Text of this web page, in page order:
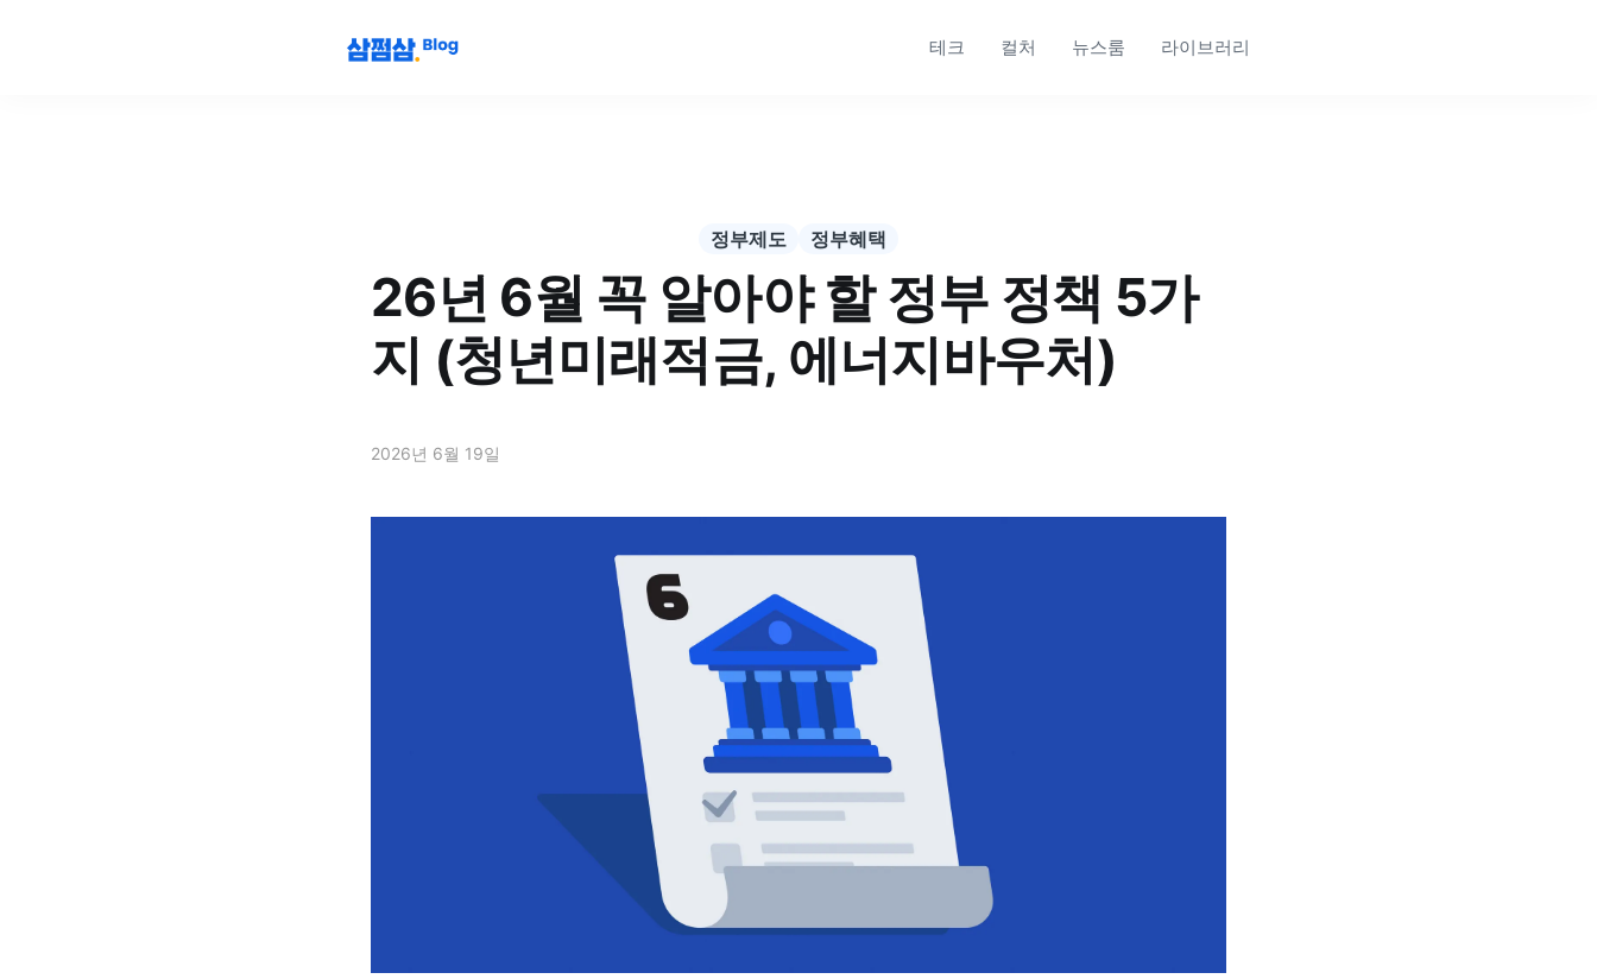
테크 컬처 뉴스룸 라이브러리
정부제도 정부혜택
26년 6월 꼭 알아야 할 정부 정책 5가
지 (청년미래적금, 에너지바우처)
2026년 6월 19일